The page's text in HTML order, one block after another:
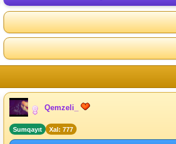
Qemzeli_
Sumqayıt Xal: 777